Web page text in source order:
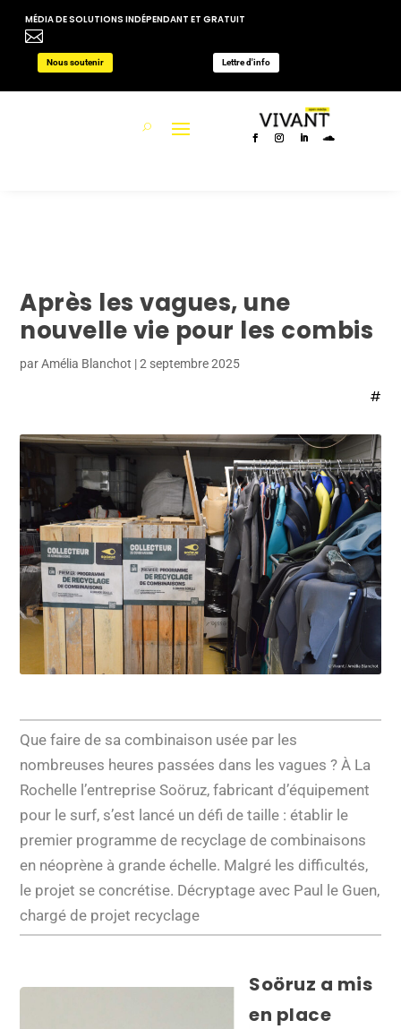
MÉDIA DE SOLUTIONS INDÉPENDANT ET GRATUIT

Nous soutenir Lettre d'info
Après les vagues, une
nouvelle vie pour les combis
parAmélia Blanchot |2 septembre 2025
#
Que faire de sa combinaison usée par les
nombreuses heures passées dans les vagues ? À La
Rochelle l’entreprise Soöruz, fabricant d’équipement
pour le surf, s’est lancé un défi de taille : établir le
premier programme de recyclage de combinaisons
en néoprène à grande échelle. Malgré les difficultés,
le projet se concrétise. Décryptage avec Paul le Guen,
chargé de projet recyclage
Soöruz a mis
en place